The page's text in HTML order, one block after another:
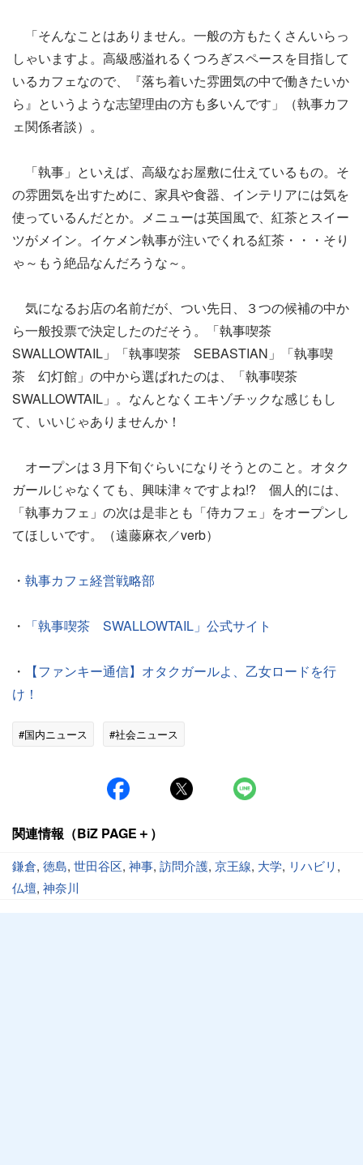
「そんなことはありません。一般の方もたくさんいらっ
しゃいますよ。高級感溢れるくつろぎスペースを目指して
いるカフェなので、『落ち着いた雰囲気の中で働きたいか
ら』というような志望理由の方も多いんです」（執事カフ
ェ関係者談）。
「執事」といえば、高級なお屋敷に仕えているもの。そ
の雰囲気を出すために、家具や食器、インテリアには気を
使っているんだとか。メニューは英国風で、紅茶とスイー
ツがメイン。イケメン執事が注いでくれる紅茶・・・そり
ゃ～もう絶品なんだろうな～。
気になるお店の名前だが、つい先日、３つの候補の中か
ら一般投票で決定したのだそう。「執事喫茶
SWALLOWTAIL」「執事喫茶 SEBASTIAN」「執事喫
茶 幻灯館」の中から選ばれたのは、「執事喫茶
SWALLOWTAIL」。なんとなくエキゾチックな感じもし
て、いいじゃありませんか！
オープンは３月下旬ぐらいになりそうとのこと。オタク
ガールじゃなくても、興味津々ですよね!? 個人的には、
「執事カフェ」の次は是非とも「侍カフェ」をオープンし
てほしいです。（遠藤麻衣／verb）
・ 執事カフェ経営戦略部
・ 「執事喫茶 SWALLOWTAIL」公式サイト
・
【ファンキー通信】オタクガールよ、乙女ロードを行
け！
#国内ニュース #社会ニュース
関連情報（BiZ PAGE＋）
鎌倉, 徳島, 世田谷区, 神事, 訪問介護, 京王線, 大学, リハビリ ,
仏壇, 神奈川